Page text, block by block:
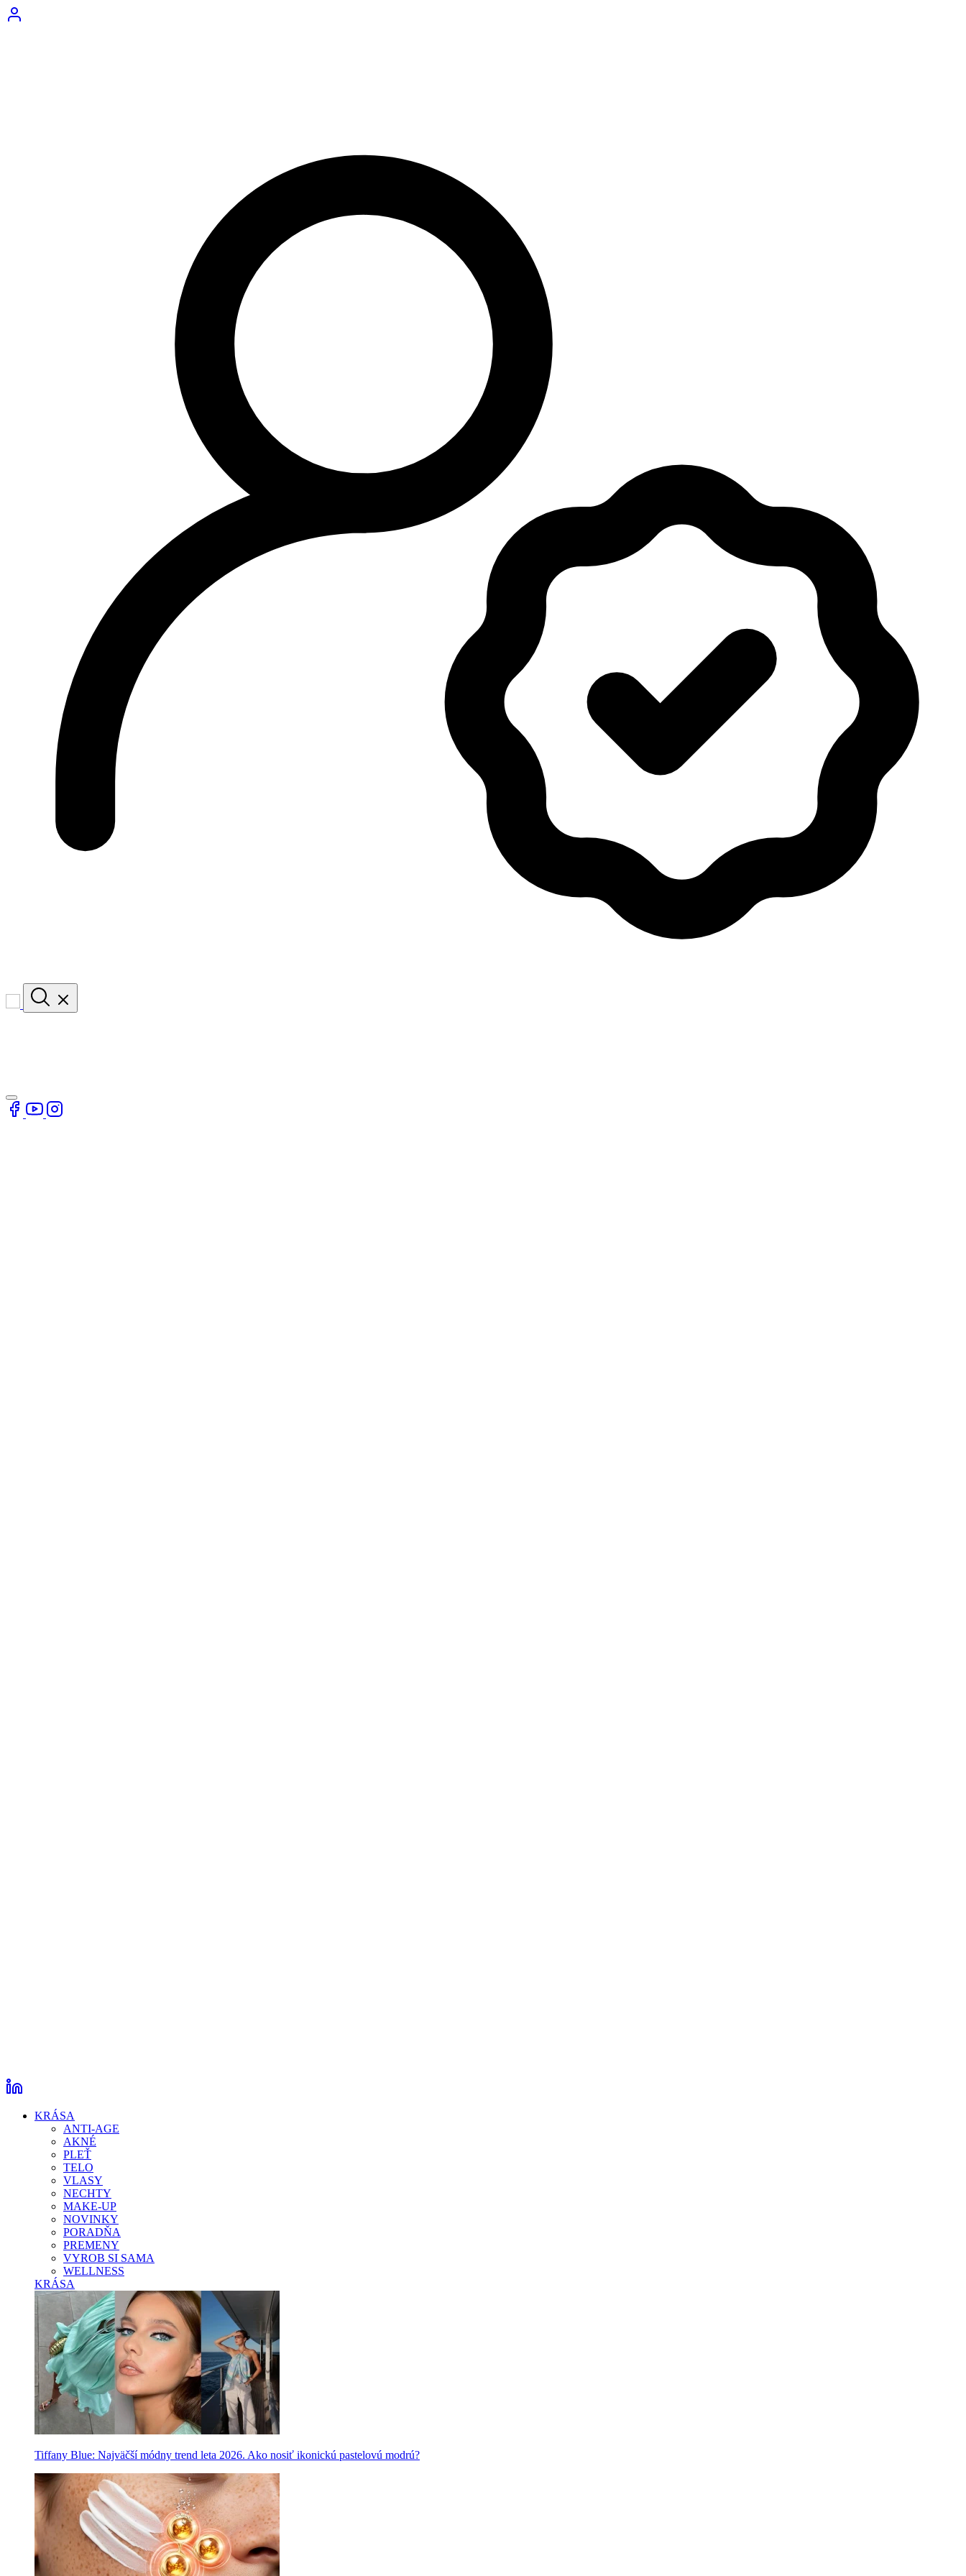
KRÁSA
ANTI-AGE
AKNÉ
PLEŤ
TELO
VLASY
NECHTY
MAKE-UP
NOVINKY
PORADŇA
PREMENY
VYROB SI SAMA
WELLNESS
KRÁSA
Tiffany Blue: Najväčší módny trend leta 2026. Ako nosiť ikonickú pastelovú modrú?